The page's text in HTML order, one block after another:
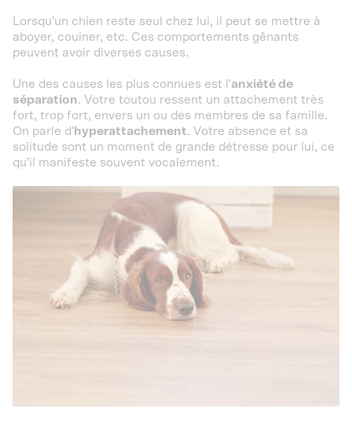
Lorsqu'un chien reste seul chez lui, il peut se mettre à
aboyer, couiner, etc. Ces comportements gênants
peuvent avoir diverses causes.
Une des causes les plus connues est l'anxiété de
séparation. Votre toutou ressent un attachement très
fort, trop fort, envers un ou des membres de sa famille.
On parle d'hyperattachement. Votre absence et sa
solitude sont un moment de grande détresse pour lui, ce
qu'il manifeste souvent vocalement.